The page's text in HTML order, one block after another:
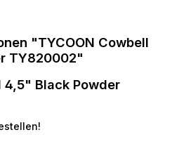
"TYCOON Cowbell
TY820002"
4,5" Black Powder